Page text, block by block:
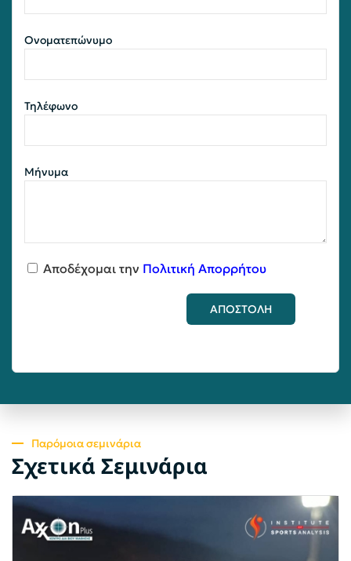
Ονοματεπώνυμο
Τηλέφωνο
Μήνυμα
Αποδέχομαι την Πολιτική Απορρήτου
ΑΠΟΣΤΟΛΗ
Παρόμοια σεμινάρια
Σχετικά Σεμινάρια